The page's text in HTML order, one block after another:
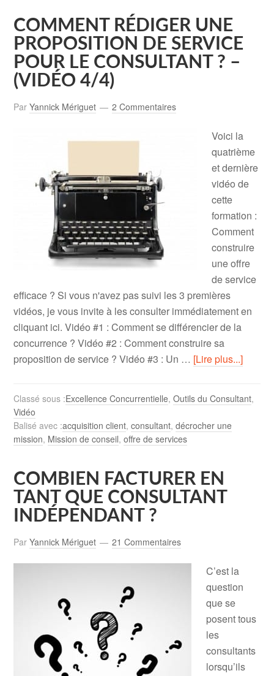
COMMENT RÉDIGER UNE
PROPOSITION DE SERVICE
POUR LE CONSULTANT ? –
(VIDÉO 4/4)
ParYannick Mériguet 2 Commentaires
Voici la
quatrième
et dernière
vidéo de
cette
formation :
Comment
construire
une offre
de service
efficace ? Si vous n'avez pas suivi les 3 premières
vidéos, je vous invite à les consulter immédiatement en
cliquant ici. Vidéo #1 : Comment se différencier de la
concurrence ? Vidéo #2 : Comment construire sa
proposition de service ? Vidéo #3 : Un … [Lire plus...]
Classé sous :Excellence Concurrentielle,Outils du Consultant,
Vidéo
Balisé avec :acquisition client,consultant,décrocher une
mission, Mission de conseil,offre de services
COMBIEN FACTURER EN
TANT QUE CONSULTANT
INDÉPENDANT ?
ParYannick Mériguet 21 Commentaires
C’est la
question
que se
posent tous
les
consultants
lorsqu’ils